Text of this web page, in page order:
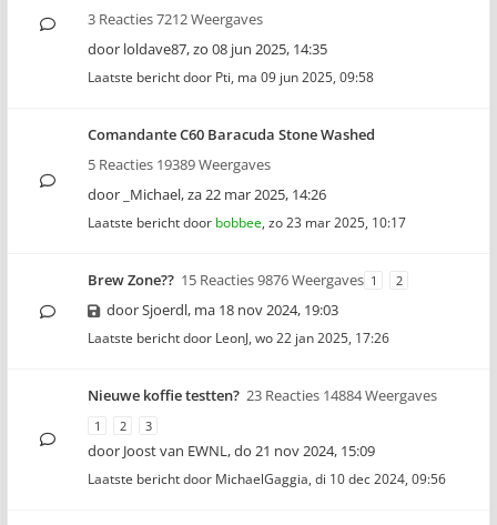
3 Reacties 7212 Weergaves
door loldave87,zo 08 jun 2025, 14:35
Laatste bericht door Pti, ma 09 jun 2025, 09:58
Comandante C60 Baracuda Stone Washed
5 Reacties 19389 Weergaves
door _Michael,za 22 mar 2025, 14:26
Laatste bericht door bobbee, zo 23 mar 2025, 10:17
Brew Zone?? 15 Reacties 9876 Weergaves 1 2
doorSjoerdl, ma 18 nov 2024, 19:03
Laatste bericht door LeonJ, wo 22 jan 2025, 17:26
Nieuwe koffie testten? 23 Reacties 14884 Weergaves
1 2 3
door Joost van EWNL,do 21 nov 2024, 15:09
Laatste bericht door MichaelGaggia, di 10 dec 2024, 09:56